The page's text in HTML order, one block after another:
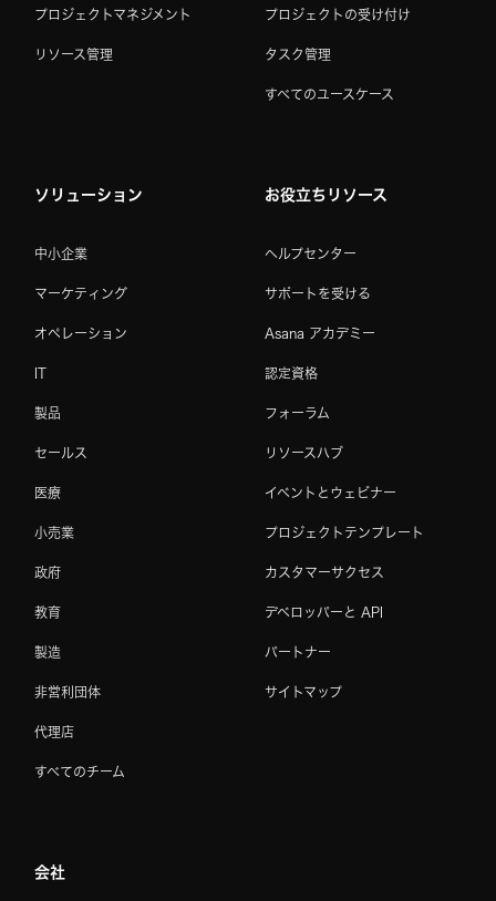
プロジェクトマネジメント
リソース管理
プロジェクトの受け付け
タスク管理
すべてのユースケース
ソリューション
中小企業
マーケティング
オペレーション
IT
製品
セールス
医療
小売業
政府
教育
製造
非営利団体
代理店
すべてのチーム
お役立ちリソース
ヘルプセンター
サポートを受ける
Asana アカデミー
認定資格
フォーラム
リソースハブ
イベントとウェビナー
プロジェクトテンプレート
カスタマーサクセス
デベロッパーと API
パートナー
サイトマップ
会社